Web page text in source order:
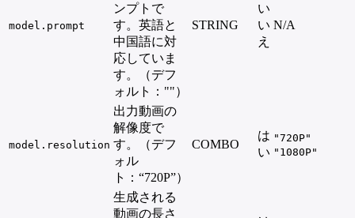
model.prompt
ンプトで
す。英語と
中国語に対
応していま
す。（デフ
ォルト：""）
STRING
い
い
え
N/A
model.resolution
出力動画の
解像度で
す。（デフ
ォル
ト：“720P”）
COMBO
は
い
"720P"
"1080P"
生成される
動画の長さ